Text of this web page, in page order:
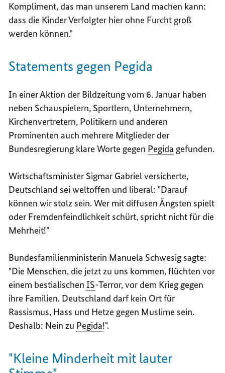
Kompliment, das man unserem Land machen kann:
dass die Kinder Verfolgter hier ohne Furcht groß
werden können."
Statements gegen Pegida
In einer Aktion der Bildzeitung vom 6. Januar haben
neben Schauspielern, Sportlern, Unternehmern,
Kirchenvertretern, Politikern und anderen
Prominenten auch mehrere Mitglieder der
Bundesregierung klare Worte gegen Pegida gefunden.
Wirtschaftsminister Sigmar Gabriel versicherte,
Deutschland sei weltoffen und liberal: "Darauf
können wir stolz sein. Wer mit diffusen Ängsten spielt
oder Fremdenfeindlichkeit schürt, spricht nicht für die
Mehrheit!"
Bundesfamilienministerin Manuela Schwesig sagte:
"Die Menschen, die jetzt zu uns kommen, flüchten vor
einem bestialischenIS-Terror, vor dem Krieg gegen
ihre Familien. Deutschland darf kein Ort für
Rassismus, Hass und Hetze gegen Muslime sein.
Deshalb: Nein zu Pegida!".
"Kleine Minderheit mit lauter